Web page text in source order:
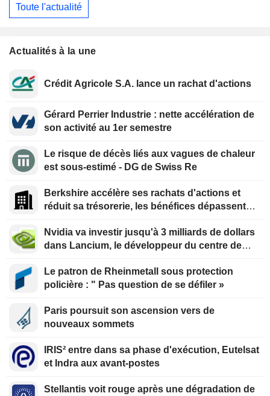
Toute l'actualité
Actualités à la une
Crédit Agricole S.A. lance un rachat d'actions
Gérard Perrier Industrie : nette accélération de
son activité au 1er semestre
Le risque de décès liés aux vagues de chaleur
est sous-estimé - DG de Swiss Re
Berkshire accélère ses rachats d'actions et
réduit sa trésorerie, les bénéfices dépassent
Nvidia va investir jusqu'à 3 milliards de dollars
dans Lancium, le développeur du centre de
Le patron de Rheinmetall sous protection
policière : " Pas question de se défiler »
Paris poursuit son ascension vers de
nouveaux sommets
IRIS² entre dans sa phase d'exécution, Eutelsat
et Indra aux avant-postes
Stellantis voit rouge après une dégradation de